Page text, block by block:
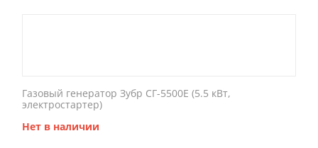
Газовый генератор Зубр СГ-5500Е (5.5 кВт,
электростартер)
Нет в наличии